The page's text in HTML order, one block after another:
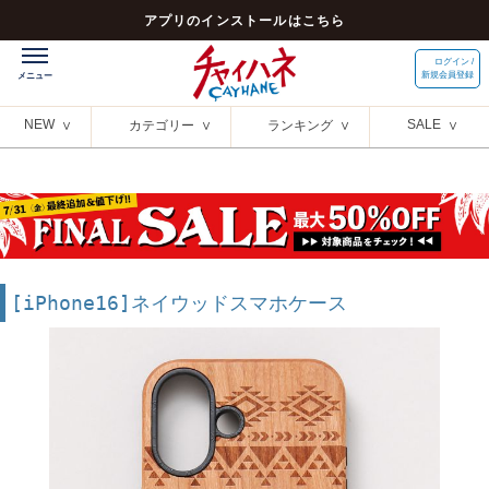
アプリのインストールはこちら
ログイン /
新規会員登録
NEW カテゴリー ランキング SALE
[iPhone16]ネイウッドスマホケース